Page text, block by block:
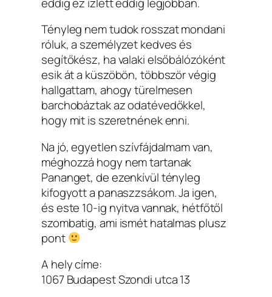
Tényleg nem tudok rosszat mondani
róluk, a személyzet kedves és
segítőkész, ha valaki elsőbálózóként
esik át a küszöbön, többször végig
hallgattam, ahogy türelmesen
barchobáztak az odatévedőkkel,
hogy mit is szeretnének enni.
Na jó, egyetlen szívfájdalmam van,
méghozzá hogy nem tartanak
Pananget, de ezenkívül tényleg
kifogyott a panaszzsákom. Ja igen,
és este 10-ig nyitva vannak, hétfőtől
szombatig, ami ismét hatalmas plusz
pont
A hely címe:
1067 Budapest Szondi utca 13